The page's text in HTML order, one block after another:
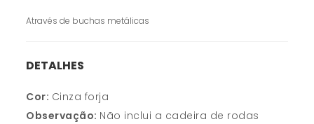
Através de buchas metálicas
DETALHES
Cor: Cinza forja
Observação: Não inclui a cadeira de rodas